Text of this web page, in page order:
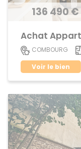
136 490 €
COMBOURG
Voir le bien